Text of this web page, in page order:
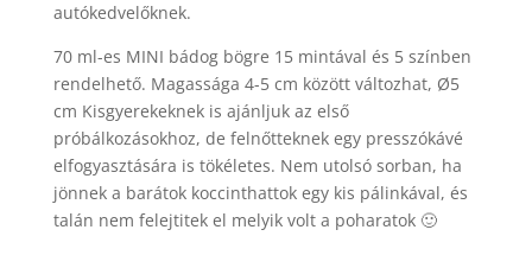
autókedvelőknek.
70 ml-es MINI bádog bögre 15 mintával és 5 színben
rendelhető. Magassága 4-5 cm között változhat, Ø5
cm Kisgyerekeknek is ajánljuk az első
próbálkozásokhoz, de felnőtteknek egy presszókávé
elfogyasztására is tökéletes. Nem utolsó sorban, ha
jönnek a barátok koccinthattok egy kis pálinkával, és
talán nem felejtitek el melyik volt a poharatok 🙂